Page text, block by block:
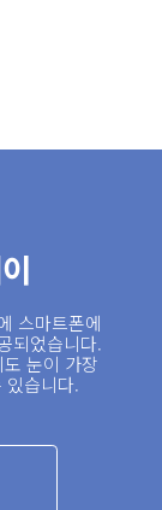
스마트폰에
되었습니다.
눈이 가장
있습니다.